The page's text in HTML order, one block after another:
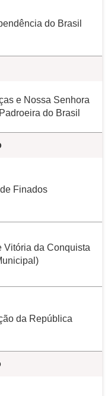
do Brasil
e Nossa Senhora
do Brasil
Finados
Vitória da Conquista
da República